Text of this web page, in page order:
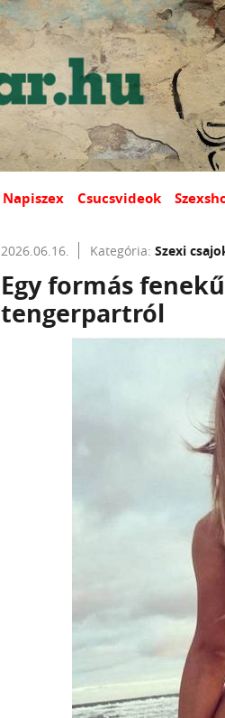
Napiszex Csucsvideok
2026.06.16. Kategória: Szexi
Egy formás
tengerpartról